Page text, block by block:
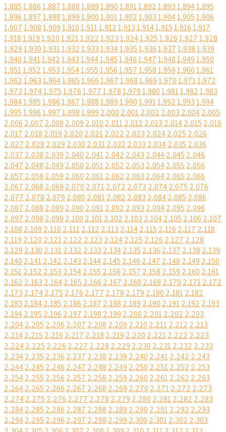
1,8851,8861,8871,8881,8891,8901,8911,8921,8931,8941,895
1,8961,8971,8981,8991,9001,9011,9021,9031,9041,9051,906
1,9071,9081,9091,9101,9111,9121,9131,9141,9151,9161,917
1,9181,9191,9201,9211,9221,9231,9241,9251,9261,9271,928
1,9291,9301,9311,9321,9331,9341,9351,9361,9371,9381,939
1,9401,9411,9421,9431,9441,9451,9461,9471,9481,9491,950
1,9511,9521,9531,9541,9551,9561,9571,9581,9591,9601,961
1,9621,9631,9641,9651,9661,9671,9681,9691,9701,9711,972
1,9731,9741,9751,9761,9771,9781,9791,9801,9811,9821,983
1,9841,9851,9861,9871,9881,9891,9901,9911,9921,9931,994
1,9951,9961,9971,9981,999 2,000 2,0012,002 2,003 2,0042,005
2,006 2,007 2,008 2,009 2,010 2,0112,012 2,013 2,0142,015 2,016
2,017 2,018 2,019 2,020 2,0212,022 2,023 2,0242,025 2,026
2,027 2,028 2,029 2,030 2,0312,032 2,033 2,0342,035 2,036
2,037 2,038 2,039 2,040 2,0412,042 2,043 2,0442,045 2,046
2,047 2,048 2,049 2,050 2,0512,052 2,053 2,0542,055 2,056
2,057 2,058 2,059 2,060 2,0612,062 2,063 2,0642,065 2,066
2,067 2,068 2,069 2,070 2,0712,072 2,073 2,0742,075 2,076
2,077 2,078 2,079 2,080 2,0812,082 2,083 2,0842,085 2,086
2,087 2,088 2,089 2,090 2,0912,092 2,093 2,0942,095 2,096
2,097 2,098 2,099 2,100 2,1012,102 2,103 2,1042,105 2,106 2,107
2,108 2,109 2,110 2,1112,112 2,113 2,1142,115 2,116 2,117 2,118
2,119 2,120 2,1212,122 2,123 2,1242,125 2,126 2,127 2,128
2,129 2,130 2,1312,132 2,133 2,1342,135 2,136 2,137 2,138 2,139
2,140 2,1412,142 2,143 2,1442,145 2,146 2,147 2,148 2,149 2,150
2,1512,152 2,153 2,1542,155 2,156 2,157 2,158 2,159 2,160 2,161
2,162 2,163 2,1642,165 2,166 2,167 2,168 2,169 2,170 2,1712,172
2,173 2,1742,175 2,176 2,177 2,178 2,179 2,180 2,1812,182
2,183 2,1842,185 2,186 2,187 2,188 2,189 2,190 2,1912,192 2,193
2,1942,195 2,196 2,197 2,198 2,199 2,200 2,2012,202 2,203
2,2042,205 2,206 2,207 2,208 2,209 2,210 2,2112,212 2,213
2,2142,215 2,216 2,217 2,218 2,219 2,220 2,2212,222 2,223
2,2242,225 2,226 2,227 2,228 2,229 2,230 2,2312,232 2,233
2,2342,235 2,236 2,237 2,238 2,239 2,240 2,2412,242 2,243
2,2442,245 2,246 2,247 2,248 2,249 2,250 2,2512,252 2,253
2,2542,255 2,256 2,257 2,258 2,259 2,260 2,2612,262 2,263
2,2642,265 2,266 2,267 2,268 2,269 2,270 2,2712,272 2,273
2,2742,275 2,276 2,277 2,278 2,279 2,280 2,2812,282 2,283
2,2842,285 2,286 2,287 2,288 2,289 2,290 2,2912,292 2,293
2,2942,295 2,296 2,297 2,298 2,299 2,300 2,3012,302 2,303